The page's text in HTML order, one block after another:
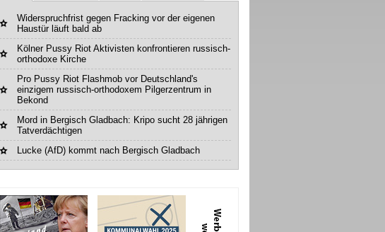
Widerspruchfrist gegen Fracking vor der eigenen
Haustür läuft bald ab
Kölner Pussy Riot Aktivisten konfrontieren russisch-
orthodoxe Kirche
Pro Pussy Riot Flashmob vor Deutschland's
einzigem russisch-orthodoxem Pilgerzentrum in
Bekond
Mord in Bergisch Gladbach: Kripo sucht 28 jährigen
Tatverdächtigen
Lucke (AfD) kommt nach Bergisch Gladbach